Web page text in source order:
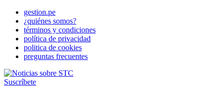
gestion.pe
¿quiénes somos?
términos y condiciones
política de privacidad
politica de cookies
preguntas frecuentes
Suscríbete